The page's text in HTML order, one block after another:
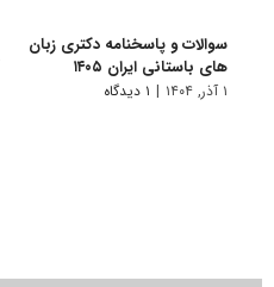
سوالات و پاسخنامه دکتری زبان
های باستانی ایران ۱۴۰۵
۱ آذر, ۱۴۰۴ | ۱ دیدگاه